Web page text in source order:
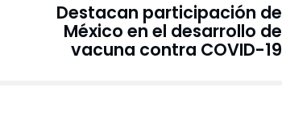
Destacan participación de
México en el desarrollo de
vacuna contra COVID-19